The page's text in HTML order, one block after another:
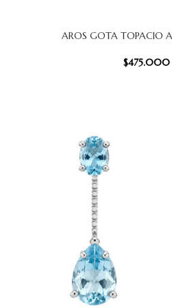
AÑADIR AL CARRITOAROS GOTA TOPACIO
$475.000